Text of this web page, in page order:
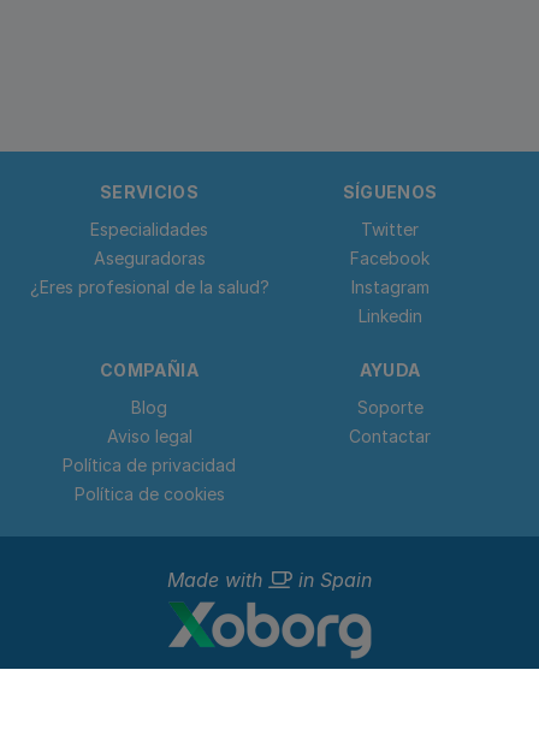
SERVICIOS
Especialidades
Aseguradoras
¿Eres profesional de la salud?
SÍGUENOS
Twitter
Facebook
Instagram
Linkedin
COMPAÑIA
Blog
Aviso legal
Política de privacidad
Política de cookies
AYUDA
Soporte
Contactar
Made with in Spain